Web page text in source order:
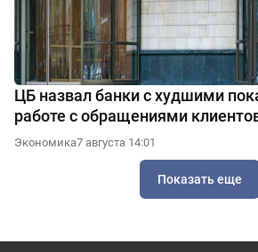
ЦБ назвал банки с худшими
работе с обращениями
Экономика7 августа 14:01
Показать еще